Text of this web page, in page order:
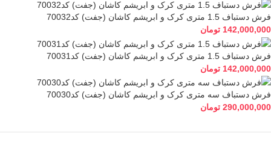
فرش دستباف 1.5 متری کرک و ابریشم کاشان (جفت) کد70032
142,000,000 تومان
فرش دستباف 1.5 متری کرک و ابریشم کاشان (جفت) کد70031
142,000,000 تومان
فرش دستباف سه متری کرک و ابریشم کاشان (جفت) کد70030
290,000,000 تومان